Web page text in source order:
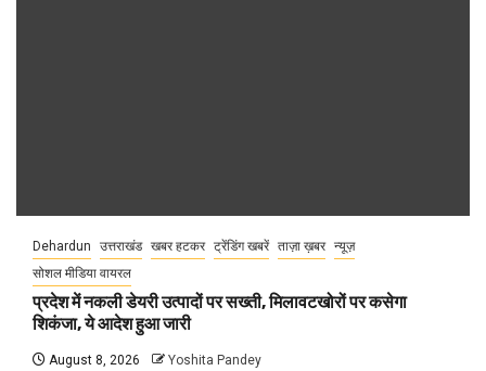
Dehardun उत्तराखंड खबर हटकर ट्रेंडिंग खबरें ताज़ा ख़बर न्यूज़
सोशल मीडिया वायरल
प्रदेश में नकली डेयरी उत्पादों पर सख्ती, मिलावटखोरों पर कसेगा
शिकंजा, ये आदेश हुआ जारी
August 8, 2026 Yoshita Pandey